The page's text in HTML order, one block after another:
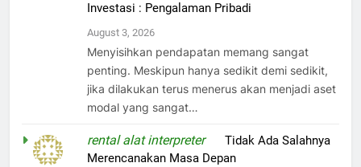
Investasi : Pengalaman Pribadi
August 3, 2026
Menyisihkan pendapatan memang sangat
penting. Meskipun hanya sedikit demi sedikit,
jika dilakukan terus menerus akan menjadi aset
modal yang sangat…
rental alat interpreteronTidak Ada Salahnya
Merencanakan Masa Depan